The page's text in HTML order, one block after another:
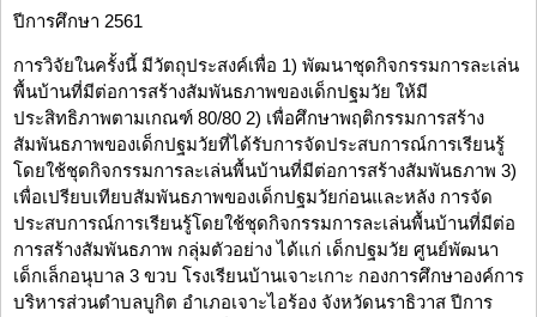
ปีการศึกษา 2561
การวิจัยในครั้งนี้ มีวัตถุประสงค์เพื่อ 1) พัฒนาชุดกิจกรรมการละเล่น
พื้นบ้านที่มีต่อการสร้างสัมพันธภาพของเด็กปฐมวัย ให้มี
ประสิทธิภาพตามเกณฑ์ 80/80 2) เพื่อศึกษาพฤติกรรมการสร้าง
สัมพันธภาพของเด็กปฐมวัยที่ได้รับการจัดประสบการณ์การเรียนรู้
โดยใช้ชุดกิจกรรมการละเล่นพื้นบ้านที่มีต่อการสร้างสัมพันธภาพ 3)
เพื่อเปรียบเทียบสัมพันธภาพของเด็กปฐมวัยก่อนและหลัง การจัด
ประสบการณ์การเรียนรู้โดยใช้ชุดกิจกรรมการละเล่นพื้นบ้านที่มีต่อ
การสร้างสัมพันธภาพ กลุ่มตัวอย่าง ได้แก่ เด็กปฐมวัย ศูนย์พัฒนา
เด็กเล็กอนุบาล 3 ขวบ โรงเรียนบ้านเจาะเกาะ กองการศึกษาองค์การ
บริหารส่วนตำบลบูกิต อำเภอเจาะไอร้อง จังหวัดนราธิวาส ปีการ